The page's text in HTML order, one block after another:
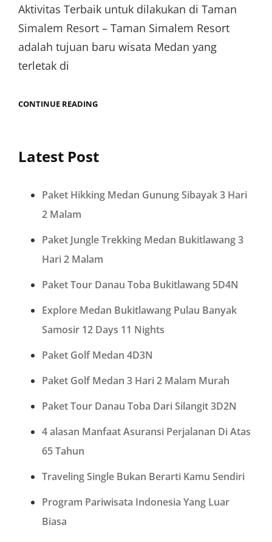
Aktivitas Terbaik untuk dilakukan di Taman
Simalem Resort – Taman Simalem Resort
adalah tujuan baru wisata Medan yang
terletak di
CONTINUE READING
Latest Post
Paket Hikking Medan Gunung Sibayak 3 Hari
2 Malam
Paket Jungle Trekking Medan Bukitlawang 3
Hari 2 Malam
Paket Tour Danau Toba Bukitlawang 5D4N
Explore Medan Bukitlawang Pulau Banyak
Samosir 12 Days 11 Nights
Paket Golf Medan 4D3N
Paket Golf Medan 3 Hari 2 Malam Murah
Paket Tour Danau Toba Dari Silangit 3D2N
4 alasan Manfaat Asuransi Perjalanan Di Atas
65 Tahun
Traveling Single Bukan Berarti Kamu Sendiri
Program Pariwisata Indonesia Yang Luar
Biasa